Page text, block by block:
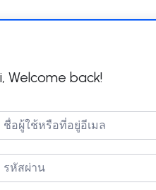
Welcome back!